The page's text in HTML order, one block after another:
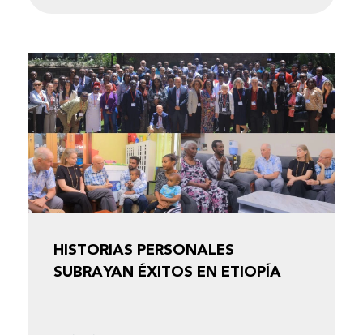
HISTORIAS PERSONALES
SUBRAYAN ÉXITOS EN ETIOPÍA